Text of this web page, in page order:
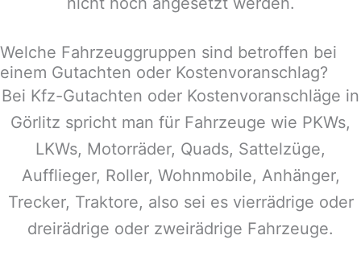
Welche Fahrzeuggruppen sind betroffen bei
einem Gutachten oder Kostenvoranschlag?
Bei Kfz-Gutachten oder Kostenvoranschläge in
Görlitz spricht man für Fahrzeuge wie PKWs,
LKWs, Motorräder, Quads, Sattelzüge,
Aufflieger, Roller, Wohnmobile, Anhänger,
Trecker, Traktore, also sei es vierrädrige oder
dreirädrige oder zweirädrige Fahrzeuge.